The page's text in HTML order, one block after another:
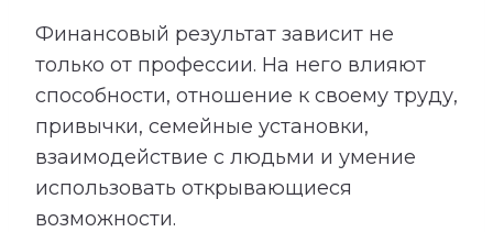
Финансовый результат зависит не
только от профессии. На него влияют
способности, отношение к своему труду,
привычки, семейные установки,
взаимодействие с людьми и умение
использовать открывающиеся
возможности.